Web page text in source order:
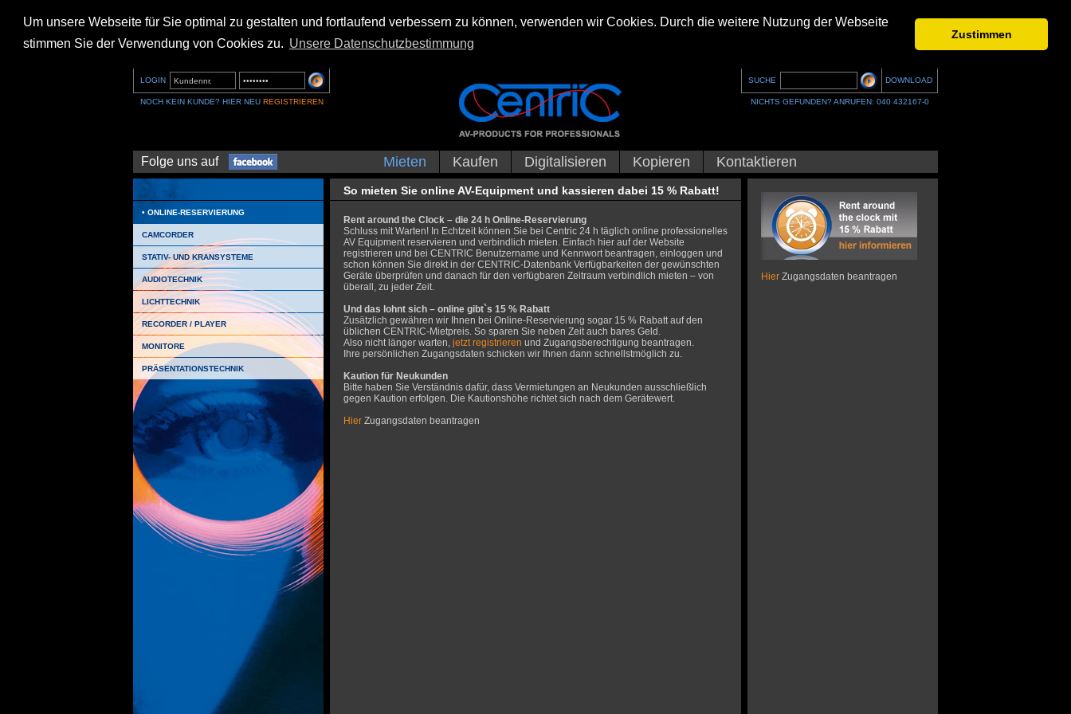
Um unsere Webseite für Sie optimal zu gestalten und fortlaufend verbessern zu können, verwenden wir Cookies. Durch die weitere Nutzung der Webseite
stimmen Sie der Verwendung von Cookies zu. Unsere Datenschutzbestimmung
Zustimmen
LOGIN
NOCH KEIN KUNDE? HIER NEU REGISTRIEREN
SUCHE DOWNLOAD
NICHTS GEFUNDEN? ANRUFEN: 040 432167-0
Mieten Kaufen Digitalisieren Kopieren Kontaktieren
Folge uns auf
ONLINE-RESERVIERUNG
CAMCORDER
STATIV- UND KRANSYSTEME
AUDIOTECHNIK
LICHTTECHNIK
RECORDER / PLAYER
MONITORE
PRÄSENTATIONSTECHNIK
Hier Zugangsdaten beantragen
So mieten Sie online AV-Equipment und kassieren dabei 15 % Rabatt!
Rent around the Clock – die 24 h Online-Reservierung
Schluss mit Warten! In Echtzeit können Sie bei Centric 24 h täglich online professionelles
AV Equipment reservieren und verbindlich mieten. Einfach hier auf der Website
registrieren und bei CENTRIC Benutzername und Kennwort beantragen, einloggen und
schon können Sie direkt in der CENTRIC-Datenbank Verfügbarkeiten der gewünschten
Geräte überprüfen und danach für den verfügbaren Zeitraum verbindlich mieten – von
überall, zu jeder Zeit.
Und das lohnt sich – online gibt`s 15 % Rabatt
Zusätzlich gewähren wir Ihnen bei Online-Reservierung sogar 15 % Rabatt auf den
üblichen CENTRIC-Mietpreis. So sparen Sie neben Zeit auch bares Geld.
Also nicht länger warten, jetzt registrieren und Zugangsberechtigung beantragen.
Ihre persönlichen Zugangsdaten schicken wir Ihnen dann schnellstmöglich zu.
Kaution für Neukunden
Bitte haben Sie Verständnis dafür, dass Vermietungen an Neukunden ausschließlich
gegen Kaution erfolgen. Die Kautionshöhe richtet sich nach dem Gerätewert.
Hier Zugangsdaten beantragen